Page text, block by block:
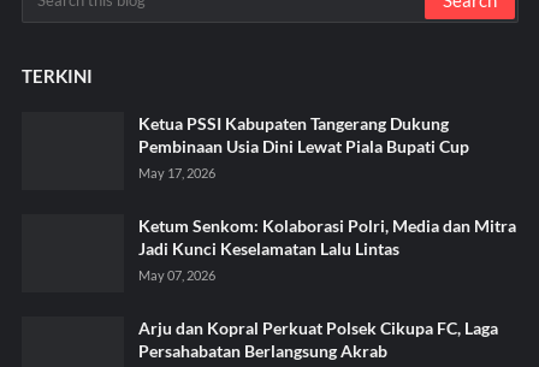
TERKINI
Ketua PSSI Kabupaten Tangerang Dukung
Pembinaan Usia Dini Lewat Piala Bupati Cup
May 17, 2026
Ketum Senkom: Kolaborasi Polri, Media dan Mitra
Jadi Kunci Keselamatan Lalu Lintas
May 07, 2026
Arju dan Kopral Perkuat Polsek Cikupa FC, Laga
Persahabatan Berlangsung Akrab